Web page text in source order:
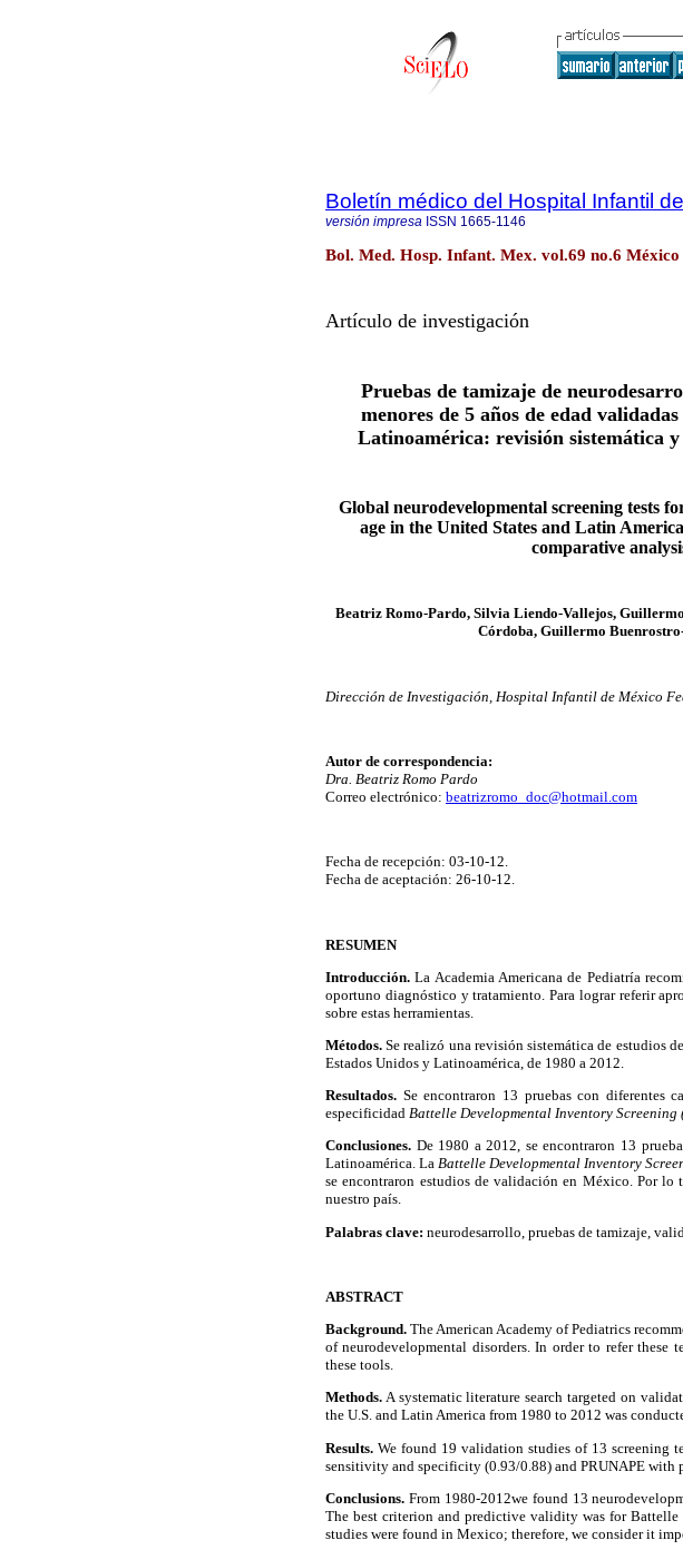
Boletín médico del Hospital Infantil
versión impresa ISSN 1665-1146
Bol. Med. Hosp. Infant. Mex. vol.69 no.6 México
Artículo de investigación
Pruebas de tamizaje de
menores de 5 años de edad
Latinoamérica: revisión sistemática
Global neurodevelopmental screening tests
age in the United States and Latin
comparative
Beatriz Romo-Pardo, Silvia Liendo-Vallejos,
Córdoba, Guillermo
Dirección de Investigación, Hospital Infantil de México
Autor de correspondencia:
Dra. Beatriz Romo Pardo
Correo electrónico: beatrizromo_doc@hotmail.com
Fecha de recepción: 03-10-12.
Fecha de aceptación: 26-10-12.
RESUMEN
Introducción. La Academia Americana de Pediatría
oportuno diagnóstico y tratamiento. Para lograr referir
sobre estas herramientas.
Métodos. Se realizó una revisión sistemática de estudios
Estados Unidos y Latinoamérica, de 1980 a 2012.
Resultados. Se encontraron 13 pruebas con diferentes
especificidad Battelle Developmental Inventory
Conclusiones. De 1980 a 2012, se encontraron 13
Latinoamérica. LaBattelle Developmental Inventory
se encontraron estudios de validación en México. Por
nuestro país.
Palabras clave: neurodesarrollo, pruebas de tamizaje,
ABSTRACT
Background. The American Academy of Pediatrics
of neurodevelopmental disorders. In order to refer
these tools.
Methods. A systematic literature search targeted on
the U.S. and Latin America from 1980 to 2012 was
Results. We found 19 validation studies of 13 screening
sensitivity and specificity (0.93/0.88) and PRUNAPE with
Conclusions. From 1980-2012we found 13
The best criterion and predictive validity was for
studies were found in Mexico; therefore, we consider it